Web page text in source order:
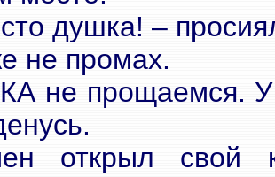
душка! –
не промах.
не прощаемся. У
открыл свой